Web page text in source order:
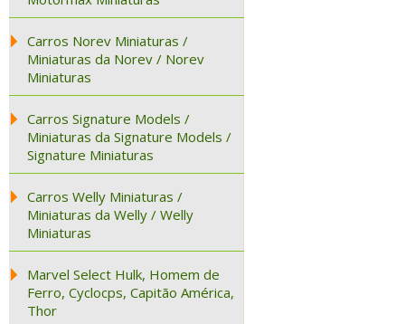
Carros Norev Miniaturas /
Miniaturas da Norev / Norev
Miniaturas
Carros Signature Models /
Miniaturas da Signature Models /
Signature Miniaturas
Carros Welly Miniaturas /
Miniaturas da Welly / Welly
Miniaturas
Marvel Select Hulk, Homem de
Ferro, Cyclocps, Capitão América,
Thor